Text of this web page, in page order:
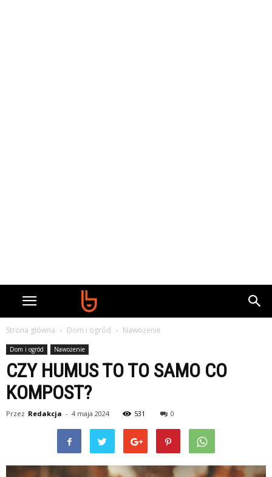
Strona główna Dom i ogród Nawożenie
Dom i ogród Nawożenie
CZY HUMUS TO TO SAMO CO
KOMPOST?
Przez Redakcja - 4 maja 2024 531 0